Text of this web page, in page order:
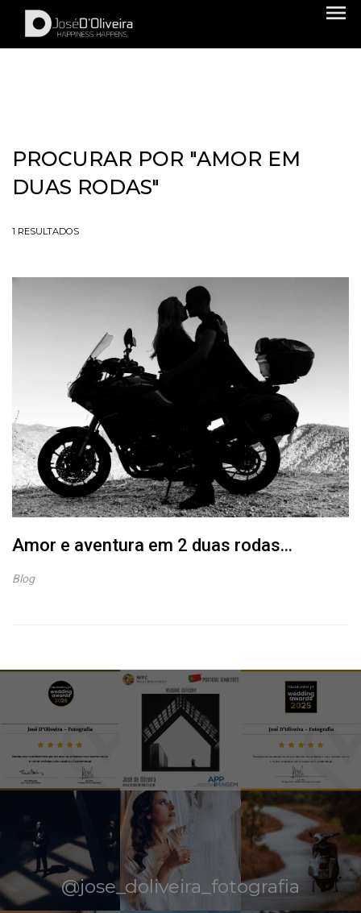
menu
PROCURAR POR "AMOR EM
DUAS RODAS"
1 RESULTADOS
Amor e aventura em 2 duas rodas...
Blog
@jose_doliveira_fotografia